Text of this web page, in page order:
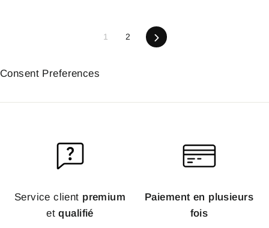
1 2 Suivant
Consent Preferences
Service client premium
etqualifié
Paiement en plusieurs
fois